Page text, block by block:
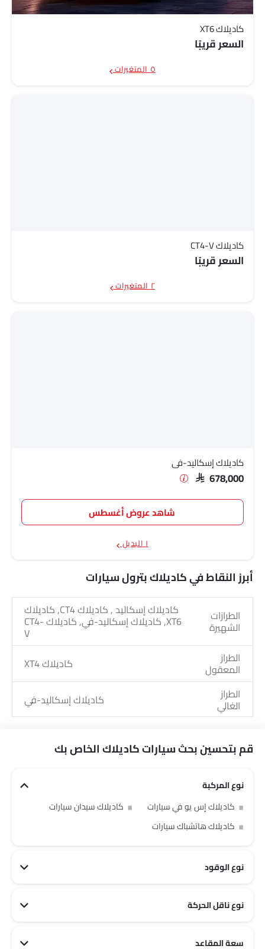
كاديلاك XT6
السعر قريبًا
٥ المتغيرات
كاديلاك CT4-V
السعر قريبًا
٢ المتغيرات
كاديلاك إسكاليد-في
SAR 678,000
شاهد عروض أغسطس
١ البديل
أبرز النقاط في كاديلاك بترول سيارات
الطرازات
الشهيرة
كاديلاك إسكاليد , كاديلاك CT4, كاديلاك
XT6, كاديلاك إسكاليد-في, كاديلاك CT4-
V
الطراز
المعقول
كاديلاك XT4
الطراز
الغالي كاديلاك إسكاليد-في
قم بتحسين بحث سيارات كاديلاك الخاص بك
نوع المركبة
كاديلاك إس يو في سيارات
كاديلاك سيدان سيارات
كاديلاك هاتشباك سيارات
نوع الوقود
نوع ناقل الحركة
سعة المقاعد